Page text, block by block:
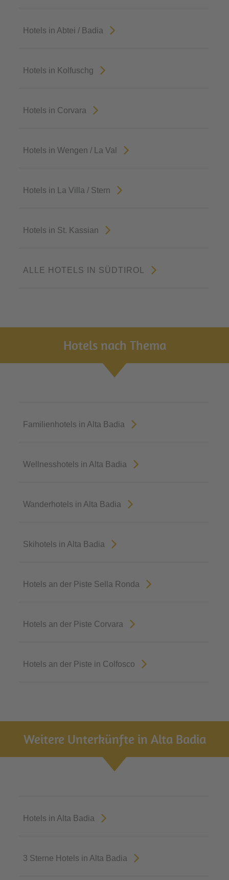
Hotels in Abtei / Badia
Hotels in Kolfuschg
Hotels in Corvara
Hotels in Wengen / La Val
Hotels in La Villa / Stern
Hotels in St. Kassian
ALLE HOTELS IN SÜDTIROL
Hotels nach Thema
Familienhotels in Alta Badia
Wellnesshotels in Alta Badia
Wanderhotels in Alta Badia
Skihotels in Alta Badia
Hotels an der Piste Sella Ronda
Hotels an der Piste Corvara
Hotels an der Piste in Colfosco
Weitere Unterkünfte in Alta Badia
Hotels in Alta Badia
3 Sterne Hotels in Alta Badia